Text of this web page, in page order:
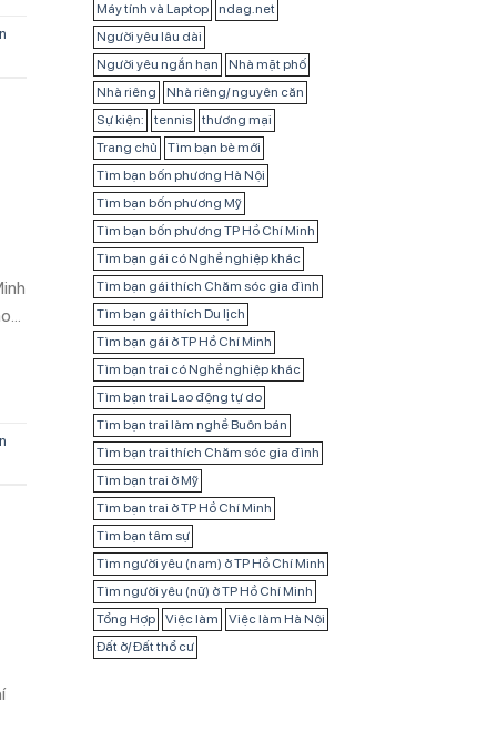
Máy tính và Laptop
ndag.net
Người yêu lâu dài
Người yêu ngắn hạn
Nhà mặt phố
Nhà riêng
Nhà riêng/ nguyên căn
Sự kiện:
tennis
thương mại
Trang chủ
Tìm bạn bè mới
Tìm bạn bốn phương Hà Nội
Tìm bạn bốn phương Mỹ
Tìm bạn bốn phương TP Hồ Chí Minh
Tìm bạn gái có Nghề nghiệp khác
Tìm bạn gái thích Chăm sóc gia đình
Tìm bạn gái thích Du lịch
Tìm bạn gái ở TP Hồ Chí Minh
Tìm bạn trai có Nghề nghiệp khác
Tìm bạn trai Lao động tự do
Tìm bạn trai làm nghề Buôn bán
Tìm bạn trai thích Chăm sóc gia đình
Tìm bạn trai ở Mỹ
Tìm bạn trai ở TP Hồ Chí Minh
Tìm bạn tâm sự
Tìm người yêu (nam) ở TP Hồ Chí Minh
Tìm người yêu (nữ) ở TP Hồ Chí Minh
Tổng Hợp
Việc làm
Việc làm Hà Nội
Đất ở/ Đất thổ cư